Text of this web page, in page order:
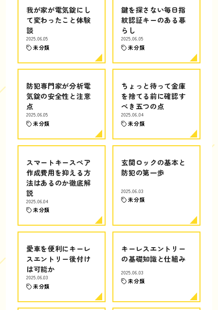
我が家が電気錠にし
て変わったこと体験
談
2025.06.05
未分類
鍵を探さない毎日指
紋認証キーのある暮
らし
2025.06.05
未分類
防犯専門家が分析電
気錠の安全性と注意
点
2025.06.05
未分類
ちょっと待って金庫
を捨てる前に確認す
べき五つの点
2025.06.04
未分類
スマートキースペア
作成費用を抑える方
法はあるのか徹底解
説
2025.06.04
未分類
玄関ロックの基本と
防犯の第一歩
2025.06.03
未分類
愛車を便利にキーレ
スエントリー後付け
は可能か
2025.06.03
未分類
キーレスエントリー
の基礎知識と仕組み
2025.06.03
未分類